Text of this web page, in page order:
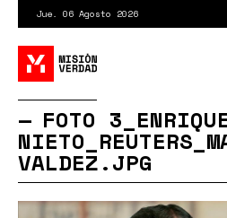
contenido
principal
Jue. 06 Agosto 2026
FOTO
VALDEZ.JPG